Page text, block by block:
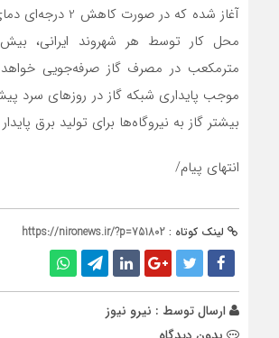
آغاز شده که در صورت
مترمکعب در مصرف گاز صرفه‌جویی
موجب پایداری شبکه گاز در روزهای سرد
بیشتر گاز به نیروگاه‌ها برای تولید برق
انتهای پیام/
لینک کوتاه : https://nironews.ir/?p=751802
ارسال توسط : نیرو نیوز